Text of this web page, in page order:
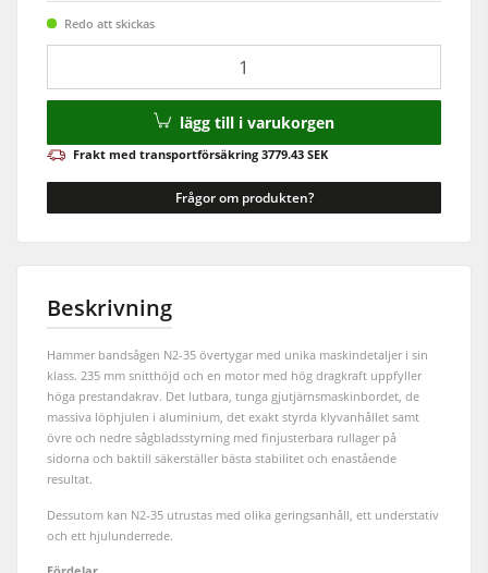
Värmepressar & vakuumpressar
Renluftsaggregat & utsugsenheter
Matarverk
Verkstadsutrustning
Automatisering & materialhantering
Projektledning
Redo att skickas
lägg till i varukorgen
Frakt med transportförsäkring 3779.43 SEK
Frågor om produkten?
Beskrivning
Hammer bandsågen N2-35 övertygar med unika maskindetaljer i sin
klass. 235 mm snitthöjd och en motor med hög dragkraft uppfyller
höga prestandakrav. Det lutbara, tunga gjutjärnsmaskinbordet, de
massiva löphjulen i aluminium, det exakt styrda klyvanhållet samt
övre och nedre sågbladsstyrning med finjusterbara rullager på
sidorna och baktill säkerställer bästa stabilitet och enastående
resultat.
Dessutom kan N2-35 utrustas med olika geringsanhåll, ett understativ
och ett hjulunderrede.